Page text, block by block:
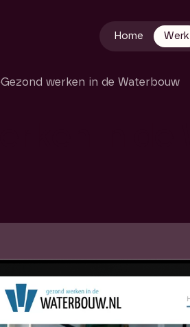
Home Werk
Gezond werken in de Waterbouw